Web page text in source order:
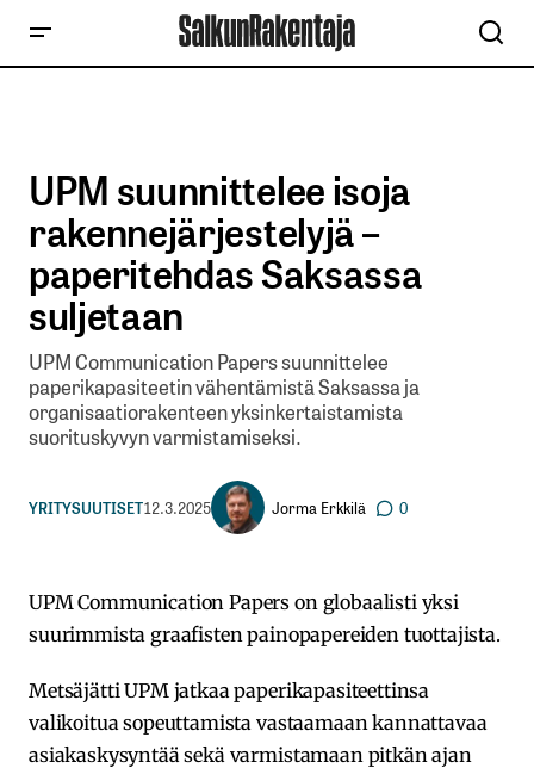
UPM suunnittelee isoja
rakennejärjestelyjä –
paperitehdas Saksassa
suljetaan
UPM Communication Papers suunnittelee
paperikapasiteetin vähentämistä Saksassa ja
organisaatiorakenteen yksinkertaistamista
suorituskyvyn varmistamiseksi.
YRITYSUUTISET12.3.2025 Jorma Erkkilä 0
UPM Communication Papers on globaalisti yksi
suurimmista graafisten painopapereiden tuottajista.
Metsäjätti UPM jatkaa paperikapasiteettinsa
valikoitua sopeuttamista vastaamaan kannattavaa
asiakaskysyntää sekä varmistamaan pitkän ajan